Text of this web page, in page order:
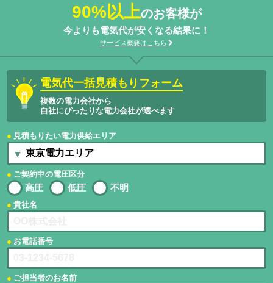
90%以上のお客様が
今よりも電気代が安くなる結果に！
サービス概要はこちら
電気代一括見積もりフォーム
複数の電力会社から
自社にぴったりな電力会社が選べます
見積もりたい電力供給エリア
ご契約中の電圧区分
高圧 低圧 不明
貴社名
お電話番号
ご担当者のお名前